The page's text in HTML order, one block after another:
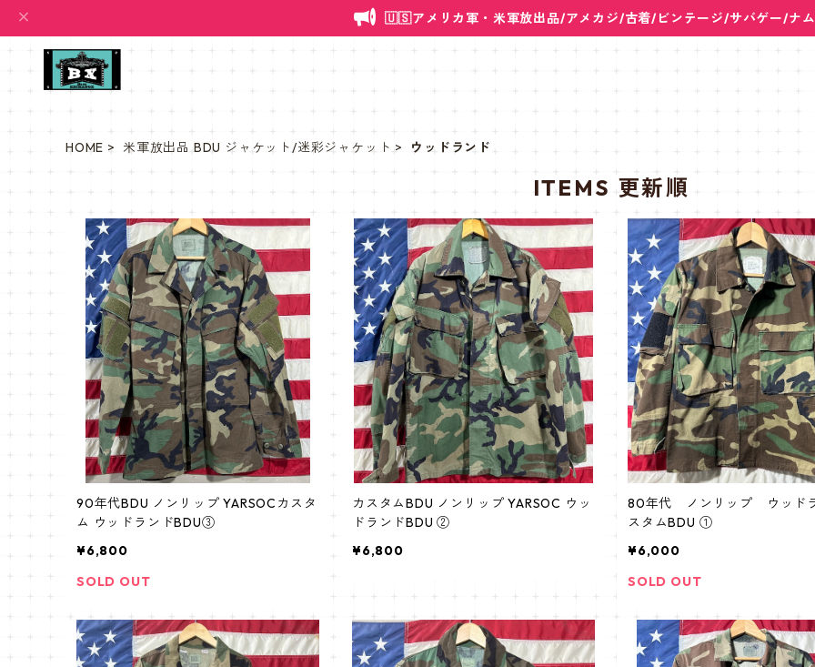
🇺🇸アメリカ軍・米軍放出品/アメカジ/古着/ビンテージ/サバゲー/ナ
HOME 米軍放出品 BDU ジャケット/迷彩ジャケット ウッドランド
ITEMS 更新順
90年代BDU ノンリップ YARSOCカスタ
ム ウッドランドBDU③
¥6,800
SOLD OUT
カスタムBDU ノンリップ YARSOC ウッ
ドランドBDU ②
¥6,800
80年代 ノンリップ ウッド
スタムBDU ①
¥6,000
SOLD OUT